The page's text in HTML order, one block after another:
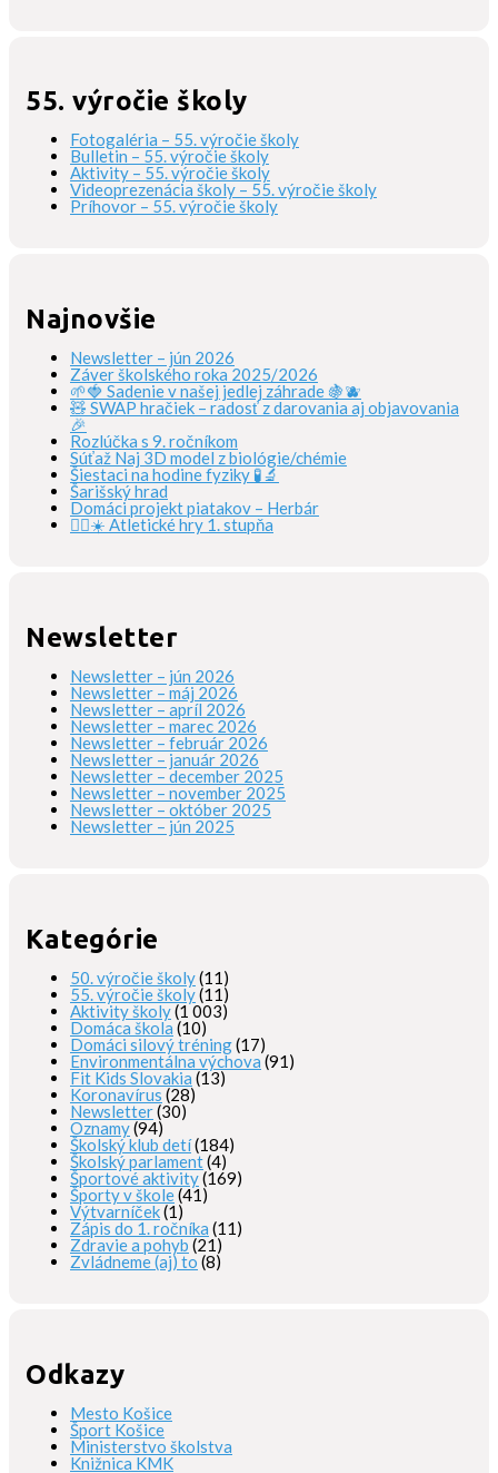
55. výročie školy
Fotogaléria – 55. výročie školy
Bulletin – 55. výročie školy
Aktivity – 55. výročie školy
Videoprezenácia školy – 55. výročie školy
Príhovor – 55. výročie školy
Najnovšie
Newsletter – jún 2026
Záver školského roka 2025/2026
🌱🍓 Sadenie v našej jedlej záhrade 🍇🫐
🧸 SWAP hračiek – radosť z darovania aj objavovania
🎉
Rozlúčka s 9. ročníkom
Súťaž Naj 3D model z biológie/chémie
Šiestaci na hodine fyziky 🧪🔬
Šarišský hrad
Domáci projekt piatakov – Herbár
🏃‍♀️☀️ Atletické hry 1. stupňa
Newsletter
Newsletter – jún 2026
Newsletter – máj 2026
Newsletter – apríl 2026
Newsletter – marec 2026
Newsletter – február 2026
Newsletter – január 2026
Newsletter – december 2025
Newsletter – november 2025
Newsletter – október 2025
Newsletter – jún 2025
Kategórie
50. výročie školy(11)
55. výročie školy(11)
Aktivity školy(1 003)
Domáca škola (10)
Domáci silový tréning(17)
Environmentálna výchova (91)
Fit Kids Slovakia (13)
Koronavírus (28)
Newsletter(30)
Oznamy(94)
Školský klub detí(184)
Školský parlament(4)
Športové aktivity(169)
Športy v škole(41)
Výtvarníček(1)
Zápis do 1. ročníka (11)
Zdravie a pohyb (21)
Zvládneme (aj) to (8)
Odkazy
Mesto Košice
Šport Košice
Ministerstvo školstva
Knižnica KMK